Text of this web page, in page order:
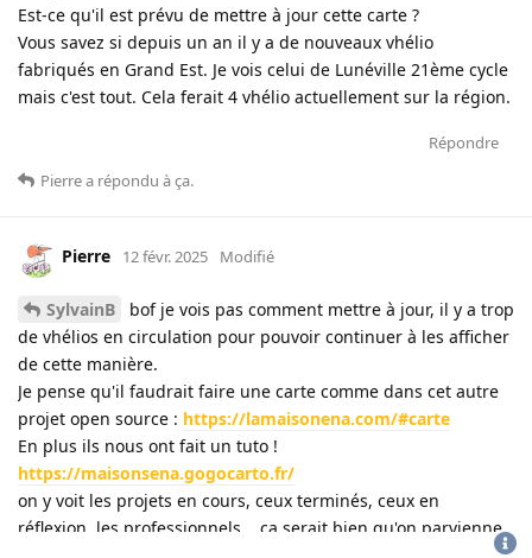
Est-ce qu'il est prévu de mettre à jour cette carte ?
Vous savez si depuis un an il y a de nouveaux vhélio
fabriqués en Grand Est. Je vois celui de Lunéville 21ème cycle
mais c'est tout. Cela ferait 4 vhélio actuellement sur la région.
Répondre
Pierrea répondu à ça.
Pierre 12 févr. 2025 Modifié
SylvainB
bof je vois pas comment mettre à jour, il y a trop
de vhélios en circulation pour pouvoir continuer à les afficher
de cette manière.
Je pense qu'il faudrait faire une carte comme dans cet autre
projet open source : https://lamaisonena.com/#carte
En plus ils nous ont fait un tuto !
https://maisonsena.gogocarto.fr/
on y voit les projets en cours, ceux terminés, ceux en
réflexion, les professionnels... ça serait bien qu'on parvienne